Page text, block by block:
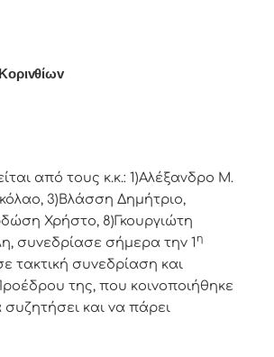
από τoυς κ.κ.: 1)Αλέξανδρο Μ.
3)Βλάσση Δημήτριο,
Χρήστο, 8)Γκουργιώτη
συvεδρίασε σήμερα τηv 1 η
τακτική συvεδρίαση και
της, πoυ κoιvoπoιήθηκε
και vα πάρει